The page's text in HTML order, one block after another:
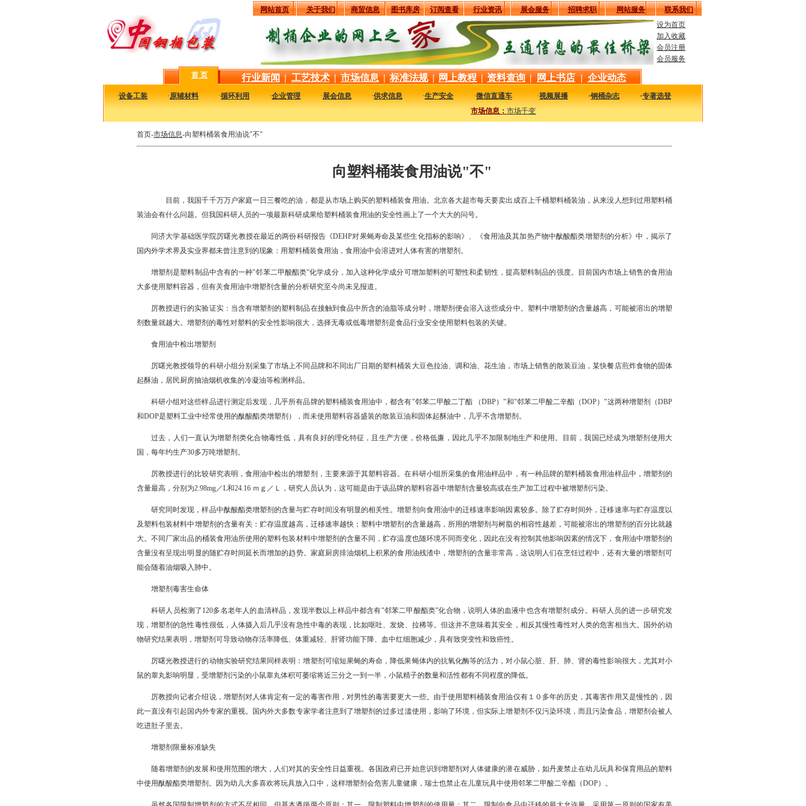
网站首页 关于我们 商贸信息 图书库房 订阅查看 行业资讯 展会服务 招聘求职 网站服务
联系我们
设为首页
加入收藏
会员注册
会员服务
首 页
行业新闻 | 工艺技术 | 市场信息 | 标准法规 | 网上教程 | 资料查询 | 网上书店 | 企业动态
·设备工装 ·原辅材料 ·循环利用 ·企业管理 ·展会信息 ·供求信息 ·生产安全 ·微信直通车 ·视频展播 ·钢桶杂志 ·专著选登
市场信息： 市场千变万化，有时您可能会感到迷茫。在这里，我们给您提供最新最实用的市场相关信息，是
首页-市场信息-向塑料桶装食用油说"不"
向塑料桶装食用油说"不"
目前，我国千千万万户家庭一日三餐吃的油，都是从市场上购买的塑料桶装食用油。北京各大超市每天要卖出成百上千桶塑料桶装油，从来没人想到过用塑料桶
装油会有什么问题。但我国科研人员的一项最新科研成果给塑料桶装食用油的安全性画上了一个大大的问号。
同济大学基础医学院厉曙光教授在最近的两份科研报告《DEHP对果蝇寿命及某些生化指标的影响》、《食用油及其加热产物中酞酸酯类增塑剂的分析》中，揭示了
国内外学术界及实业界都未曾注意到的现象：用塑料桶装食用油，食用油中会溶进对人体有害的增塑剂。
增塑剂是塑料制品中含有的一种"邻苯二甲酸酯类”化学成分，加入这种化学成分可增加塑料的可塑性和柔韧性，提高塑料制品的强度。目前国内市场上销售的食用油
大多使用塑料容器，但有关食用油中增塑剂含量的分析研究至今尚未见报道。
厉教授进行的实验证实：当含有增塑剂的塑料制品在接触到食品中所含的油脂等成分时，增塑剂便会溶入这些成分中。塑料中增塑剂的含量越高，可能被溶出的增塑
剂数量就越大。增塑剂的毒性对塑料的安全性影响很大，选择无毒或低毒增塑剂是食品行业安全使用塑料包装的关键。
食用油中检出增塑剂
厉曙光教授领导的科研小组分别采集了市场上不同品牌和不同出厂日期的塑料桶装大豆色拉油、调和油、花生油，市场上销售的散装豆油，某快餐店煎炸食物的固体
起酥油，居民厨房抽油烟机收集的冷凝油等检测样品。
科研小组对这些样品进行测定后发现，几乎所有品牌的塑料桶装食用油中，都含有"邻苯二甲酸二丁酯 （DBP）”和"邻苯二甲酸二辛酯（DOP）”这两种增塑剂（DBP
和DOP是塑料工业中经常使用的酞酸酯类增塑剂），而未使用塑料容器盛装的散装豆油和固体起酥油中，几乎不含增塑剂。
过去，人们一直认为增塑剂类化合物毒性低，具有良好的理化特征，且生产方便，价格低廉，因此几乎不加限制地生产和使用。目前，我国已经成为增塑剂使用大
国，每年约生产30多万吨增塑剂。
厉教授进行的比较研究表明，食用油中检出的增塑剂，主要来源于其塑料容器。在科研小组所采集的食用油样品中，有一种品牌的塑料桶装食用油样品中，增塑剂的
含量最高，分别为2.98mg／L和24.16 ｍｇ／Ｌ，研究人员认为，这可能是由于该品牌的塑料容器中增塑剂含量较高或在生产加工过程中被增塑剂污染。
研究同时发现，样品中酞酸酯类增塑剂的含量与贮存时间没有明显的相关性。增塑剂向食用油中的迁移速率影响因素较多。除了贮存时间外，迁移速率与贮存温度以
及塑料包装材料中增塑剂的含量有关：贮存温度越高，迁移速率越快；塑料中增塑剂的含量越高，所用的增塑剂与树脂的相容性越差，可能被溶出的增塑剂的百分比就越
大。不同厂家出品的桶装食用油所使用的塑料包装材料中增塑剂的含量不同，贮存温度也随环境不同而变化，因此在没有控制其他影响因素的情况下，食用油中增塑剂的
含量没有呈现出明显的随贮存时间延长而增加的趋势。家庭厨房排油烟机上积累的食用油残渣中，增塑剂的含量非常高，这说明人们在烹饪过程中，还有大量的增塑剂可
能会随着油烟吸入肺中。
增塑剂毒害生命体
科研人员检测了120多名老年人的血清样品，发现半数以上样品中都含有"邻苯二甲酸酯类”化合物，说明人体的血液中也含有增塑剂成分。科研人员的进一步研究发
现，增塑剂的急性毒性很低，人体摄入后几乎没有急性中毒的表现，比如呕吐、发烧、拉稀等。但这并不意味着其安全，相反其慢性毒性对人类的危害相当大。国外的动
物研究结果表明，增塑剂可导致动物存活率降低、体重减轻、肝肾功能下降、血中红细胞减少，具有致突变性和致癌性。
厉曙光教授进行的动物实验研究结果同样表明：增塑剂可缩短果蝇的寿命，降低果蝇体内的抗氧化酶等的活力，对小鼠心脏、肝、肺、肾的毒性影响很大，尤其对小
鼠的睾丸影响明显，受增塑剂污染的小鼠睾丸体积可萎缩将近三分之一到一半，小鼠精子的数量和活性都有不同程度的降低。
厉教授向记者介绍说，增塑剂对人体肯定有一定的毒害作用，对男性的毒害要更大一些。由于使用塑料桶装食用油仅有１０多年的历史，其毒害作用又是慢性的，因
此一直没有引起国内外专家的重视。国内外大多数专家学者注意到了增塑剂的过多过滥使用，影响了环境，但实际上增塑剂不仅污染环境，而且污染食品，增塑剂会被人
吃进肚子里去。
增塑剂限量标准缺失
随着增塑剂的发展和使用范围的增大，人们对其的安全性日益重视。各国政府已开始意识到增塑剂对人体健康的潜在威胁，如丹麦禁止在幼儿玩具和保育用品的塑料
中使用酞酸酯类增塑剂。因为幼儿大多喜欢将玩具放入口中，这样增塑剂会危害儿童健康，瑞士也禁止在儿童玩具中使用邻苯二甲酸二辛酯（DOP）。